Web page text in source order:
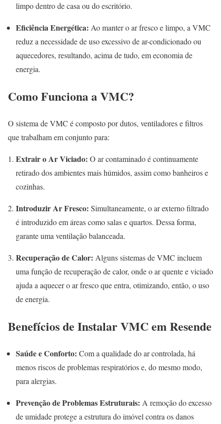
limpo dentro de casa ou do escritório.
Eficiência Energética: Ao manter o ar fresco e limpo, a VMC
reduz a necessidade de uso excessivo de ar-condicionado ou
aquecedores, resultando, acima de tudo, em economia de
energia.
Como Funciona a VMC?
O sistema de VMC é composto por dutos, ventiladores e filtros
que trabalham em conjunto para:
Extrair o Ar Viciado: O ar contaminado é continuamente
retirado dos ambientes mais húmidos, assim como banheiros e
cozinhas.
Introduzir Ar Fresco: Simultaneamente, o ar externo filtrado
é introduzido em áreas como salas e quartos. Dessa forma,
garante uma ventilação balanceada.
Recuperação de Calor: Alguns sistemas de VMC incluem
uma função de recuperação de calor, onde o ar quente e viciado
ajuda a aquecer o ar fresco que entra, otimizando, então, o uso
de energia.
Benefícios de Instalar VMC em Resende
Saúde e Conforto: Com a qualidade do ar controlada, há
menos riscos de problemas respiratórios e, do mesmo modo,
para alergias.
Prevenção de Problemas Estruturais: A remoção do excesso
de umidade protege a estrutura do imóvel contra os danos